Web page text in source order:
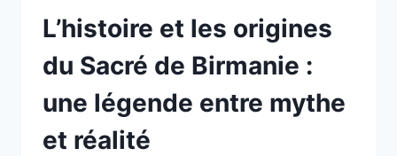
L’histoire et les origines
du Sacré de Birmanie :
une légende entre mythe
et réalité